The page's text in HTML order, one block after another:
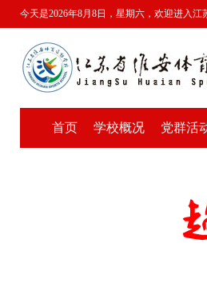
今天是2026年8月8日，星期六，欢迎进入江
首页 学校概况 党群活